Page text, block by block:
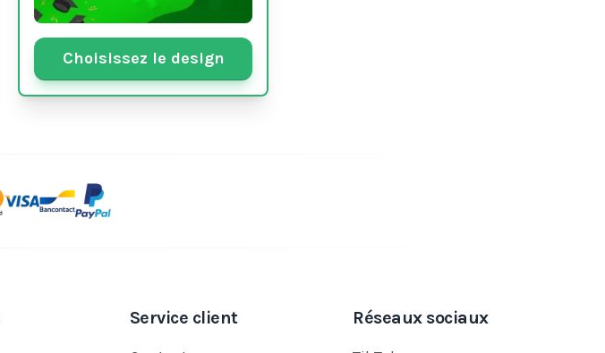
Choisissez le design
Service client Réseaux sociaux